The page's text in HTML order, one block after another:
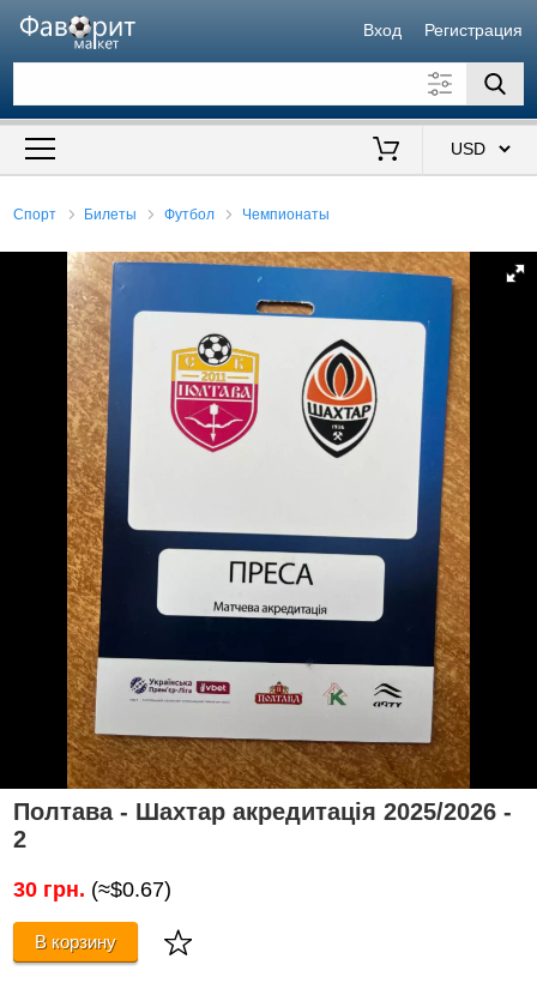
Вход Регистрация
Искать также в описании
Спорт Билеты Футбол Чемпионаты
Полтава - Шахтар акредитація 2025/2026 -
2
30 грн. (≈$0.67)
В корзину